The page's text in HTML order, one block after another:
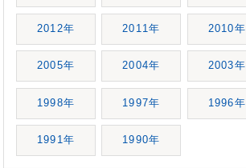
2012年 2011年 2010年
2005年 2004年 2003年
1998年 1997年 1996年
1991年 1990年